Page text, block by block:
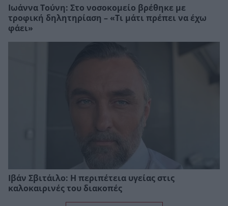
Ιωάννα Τούνη: Στο νοσοκομείο βρέθηκε με
τροφική δηλητηρίαση – «Τι μάτι πρέπει να έχω
φάει»
Ιβάν Σβιτάιλο: Η περιπέτεια υγείας στις
καλοκαιρινές του διακοπές